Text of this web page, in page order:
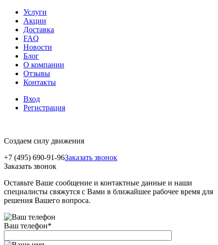
Услуги
Акции
Доставка
FAQ
Новости
Блог
О компании
Отзывы
Контакты
Вход
Регистрация
Создаем силу движения
+7 (495) 690-91-96Заказать звонок
Заказать звонок
Оставьте Ваше сообщение и контактные данные и наши
специалисты свяжутся с Вами в ближайшее рабочее время для
решения Вашего вопроса.
Ваш телефон*